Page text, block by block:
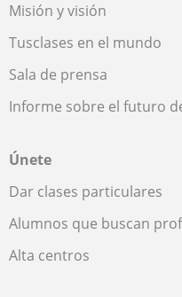
Misión y visión
Tusclases en el mundo
Sala de prensa
Informe sobre el futuro
Únete
Dar clases particulares
Alumnos que buscan
Alta centros